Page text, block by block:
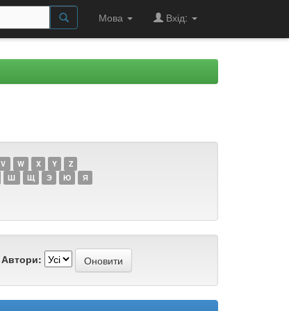
Мова Вхід:
V W X Y
Z
Ш Щ Э Ю Я
Автори: